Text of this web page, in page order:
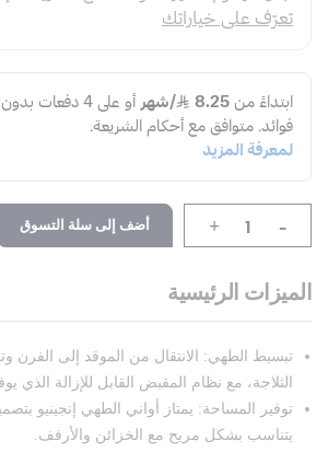
-
+ أضف إلى سلة التسوق
الميزات الرئيسية
تبسيط الطهي: الانتقال من الموقد إلى الفرن
الثلاجة، مع نظام المقبض القابل للإزالة الذي
توفير المساحة: يمتاز أواني الطهي إنجينيو
يتناسب بشكل مريح مع الخزائن والأرفف.